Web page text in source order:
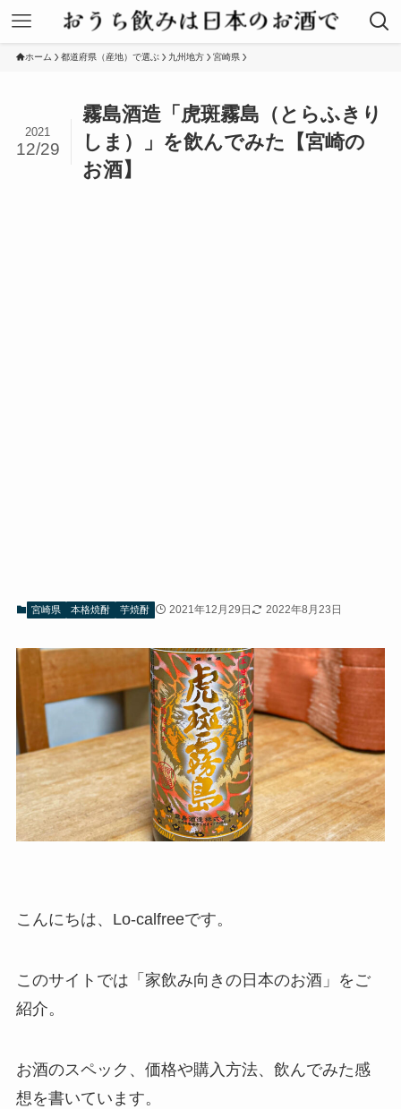
ホーム 都道府県（産地）で選ぶ 九州地方 宮崎県
霧島酒造「虎斑霧島（とらふきり
しま）」を飲んでみた【宮崎の
お酒】
2021
12/29
宮崎県 本格焼酎 芋焼酎 2021年12月29日 2022年8月23日
こんにちは、Lo-calfreeです。
このサイトでは「家飲み向きの日本のお酒」をご
紹介。
お酒のスペック、価格や購入方法、飲んでみた感
想を書いています。